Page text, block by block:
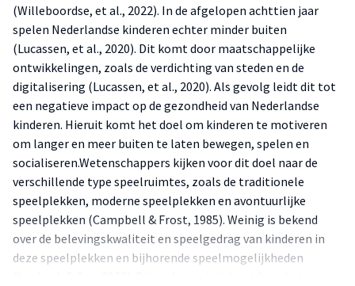
(Willeboordse, et al., 2022). In de afgelopen achttien jaar
spelen Nederlandse kinderen echter minder buiten
(Lucassen, et al., 2020). Dit komt door maatschappelijke
ontwikkelingen, zoals de verdichting van steden en de
digitalisering (Lucassen, et al., 2020). Als gevolg leidt dit tot
een negatieve impact op de gezondheid van Nederlandse
kinderen. Hieruit komt het doel om kinderen te motiveren
om langer en meer buiten te laten bewegen, spelen en
socialiseren.Wetenschappers kijken voor dit doel naar de
verschillende type speelruimtes, zoals de traditionele
speelplekken, moderne speelplekken en avontuurlijke
speelplekken (Campbell & Frost, 1985). Weinig is bekend
over de belevingskwaliteit en speelgedrag van kinderen in
deze speelplekken en bijhorende speelmogelijkheden